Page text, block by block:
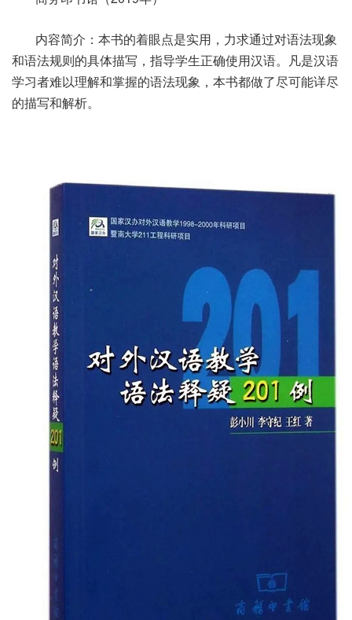
内容简介：本书的着眼点是实用，力求通过对语法现象
和语法规则的具体描写，指导学生正确使用汉语。凡是汉语
学习者难以理解和掌握的语法现象，本书都做了尽可能详尽
的描写和解析。